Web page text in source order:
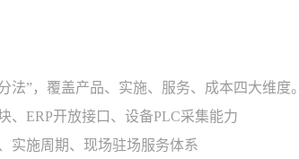
法”，覆盖产品、实施、服务、成本四大维度。
、ERP开放接口、设备PLC采集能力
实施周期、现场驻场服务体系